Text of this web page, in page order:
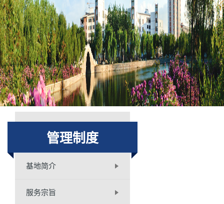
管理制度
基地简介
服务宗旨